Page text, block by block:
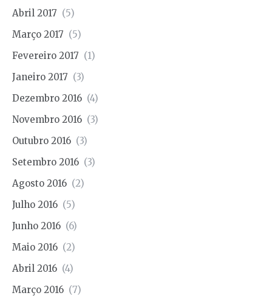
Abril 2017 (5)
Março 2017 (5)
Fevereiro 2017 (1)
Janeiro 2017 (3)
Dezembro 2016 (4)
Novembro 2016 (3)
Outubro 2016 (3)
Setembro 2016 (3)
Agosto 2016 (2)
Julho 2016 (5)
Junho 2016 (6)
Maio 2016 (2)
Abril 2016 (4)
Março 2016 (7)